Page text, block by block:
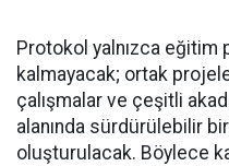
Protokol yalnızca eğitim
kalmayacak; ortak
çalışmalar ve çeşitli
alanında sürdürülebilir
oluşturulacak. Böylece